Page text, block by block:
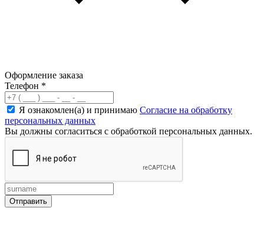
Оформление заказа
Телефон *
Я ознакомлен(а) и принимаю Согласие на обработку
персональных данных
Вы должны согласиться с обработкой персональных данных.